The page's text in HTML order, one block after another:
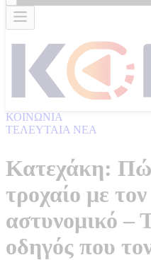
ΚΟΙΝΩΝΙΑ
ΤΕΛΕΥΤΑΙΑ ΝΕΑ
Κατεχάκη:
τροχαίο με
αστυνομικό –
οδηγός που